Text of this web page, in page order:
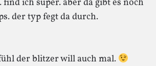
ich super. aber da gibt es noch
der typ fegt da durch.
der blitzer will auch mal.